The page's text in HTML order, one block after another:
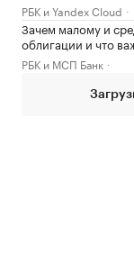
РБК и Yandex Cloud
Зачем малому и
облигации и что
РБК и МСП Банк